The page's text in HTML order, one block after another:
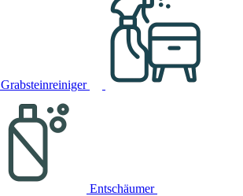
Grabsteinreiniger
Entschäumer